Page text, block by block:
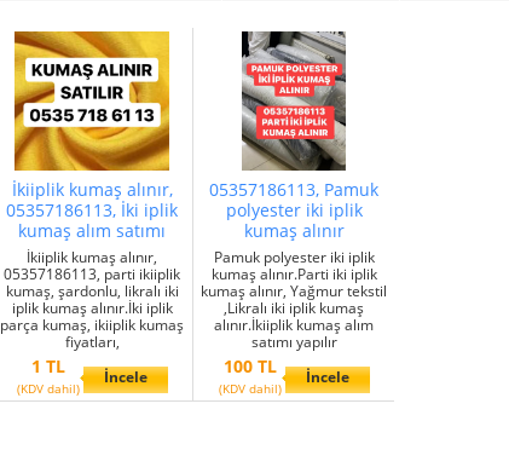
İkiiplik kumaş alınır,
05357186113, İki iplik
kumaş alım satımı
İkiiplik kumaş alınır,
05357186113, parti ikiiplik
kumaş, şardonlu, likralı iki
iplik kumaş alınır.İki iplik
parça kumaş, ikiiplik kumaş
fiyatları,
1 TL
(KDV dahil)
İncele
05357186113, Pamuk
polyester iki iplik
kumaş alınır
Pamuk polyester iki iplik
kumaş alınır.Parti iki iplik
kumaş alınır, Yağmur tekstil
,Likralı iki iplik kumaş
alınır.İkiiplik kumaş alım
satımı yapılır
100 TL
(KDV dahil)
İncele